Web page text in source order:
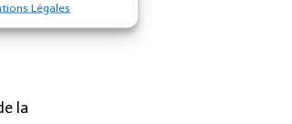
Légales
âges
la